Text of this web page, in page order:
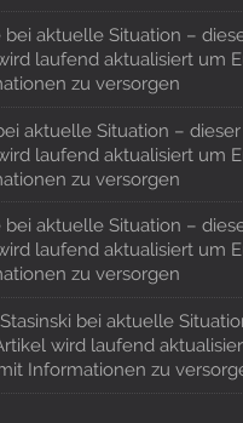
bei aktuelle Situation –
laufend aktualisiert um
zu versorgen
aktuelle Situation – dieser
laufend aktualisiert um
zu versorgen
bei aktuelle Situation –
laufend aktualisiert um
zu versorgen
bei aktuelle
wird laufend
Informationen zu